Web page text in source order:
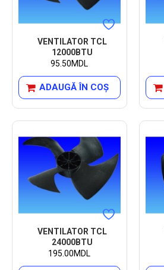
VENTILATOR TCL
12000BTU
95.50MDL
ADAUGĂ ÎN COŞ
VENTILATOR TCL
24000BTU
195.00MDL